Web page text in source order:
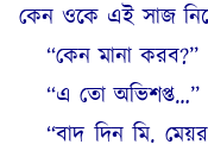
কেন ওকে এই সাজ
“কেন মানা করব?”
“এ তো অভিশপ্ত…”
“বাদ দিন মি.